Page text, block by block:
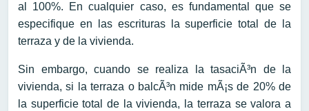
al 100%. En cualquier caso, es fundamental que se
especifique en las escrituras la superficie total de la
terraza y de la vivienda.
Sin embargo, cuando se realiza la tasaciÃ³n de la
vivienda, si la terraza o balcÃ³n mide mÃ¡s de 20% de
la superficie total de la vivienda, la terraza se valora a